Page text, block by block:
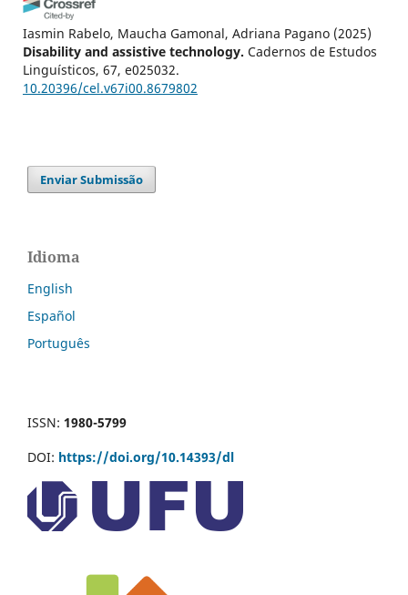
Iasmin Rabelo, Maucha Gamonal, Adriana Pagano (2025)
Disability and assistive technology. Cadernos de Estudos
Linguísticos, 67, e025032.
10.20396/cel.v67i00.8679802
Enviar Submissão
Idioma
English
Español
Português
ISSN: 1980-5799
DOI: https://doi.org/10.14393/dl